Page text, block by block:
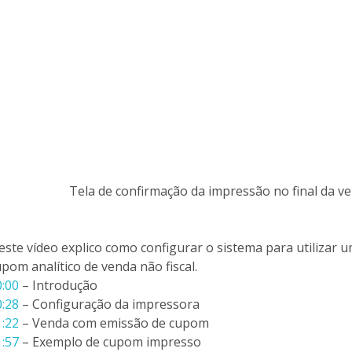
Tela de confirmação da impressão no final da
vídeo explico como configurar o sistema para utilizar
analítico de venda não fiscal.
– Introdução
– Configuração da impressora
– Venda com emissão de cupom
– Exemplo de cupom impresso